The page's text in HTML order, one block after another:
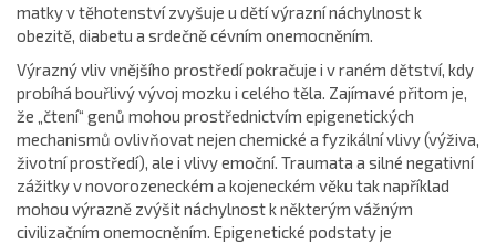
matky v těhotenství zvyšuje u dětí výrazní náchylnost k
obezitě, diabetu a srdečně cévním onemocněním.
Výrazný vliv vnějšího prostředí pokračuje i v raném dětství, kdy
probíhá bouřlivý vývoj mozku i celého těla. Zajímavé přitom je,
že „čtení“ genů mohou prostřednictvím epigenetických
mechanismů ovlivňovat nejen chemické a fyzikální vlivy (výživa,
životní prostředí), ale i vlivy emoční. Traumata a silné negativní
zážitky v novorozeneckém a kojeneckém věku tak například
mohou výrazně zvýšit náchylnost k některým vážným
civilizačním onemocněním. Epigenetické podstaty je